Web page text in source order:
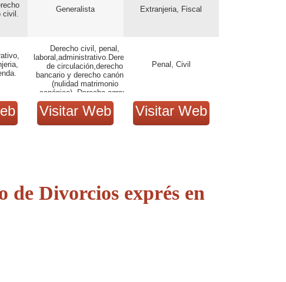
civil.
Generalista
Derecho civil, penal,
laboral,administrativo.Derecho
de circulación,derecho
bancario y derecho canónico
(nulidad matrimonio
canónico). Derecho agrario
Visitar Web
Extranjeria, Fiscal
Penal, Civil
Visitar Web
de Divorcios exprés en